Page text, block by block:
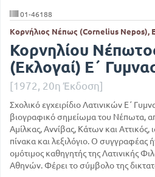
01-46188
Κορνήλιος Νέπως (Cornelius Nepos),
Κορνηλίου
(Εκλογαί) Ε΄
[1972, 20η Έκδοση]
Σχολικό εγχειρίδιο Λατινικών Ε΄
βιογραφικό σημείωμα του Νέπωτα,
Αμίλκας, Αννίβας, Κάτων και
πίνακα και λεξιλόγιο. Ο συγγραφέας
ομότιμος καθηγητής της Λατινικής
Αθηνών. Φέρει το σύμβολο της